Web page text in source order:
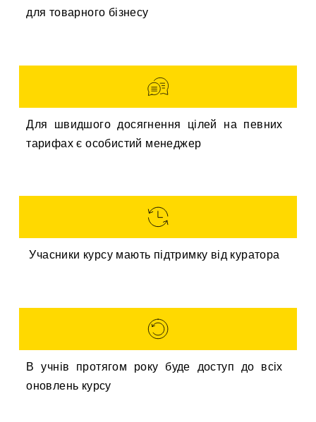
для товарного бізнесу
Для швидшого досягнення цілей на певних
тарифах є особистий менеджер
Учасники курсу мають підтримку від куратора
В учнів протягом року буде доступ до всіх
оновлень курсу